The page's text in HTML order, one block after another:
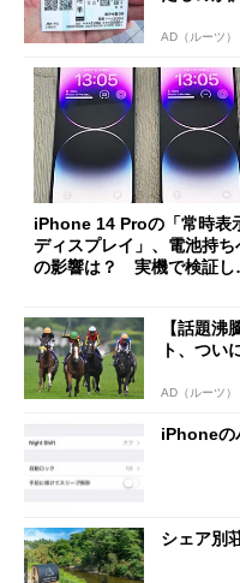
AD（ルーツ）
iPhone 14 Proの「常時表
ディスプレイ」、電池持ち
の影響は？ 実機で検証し
【話題沸
ト、つい
AD（ルーツ）
iPhoneの
シェア別